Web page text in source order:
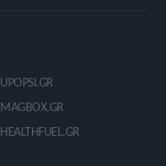
UPOPSI.GR
MAGBOX.GR
HEALTHFUEL.GR